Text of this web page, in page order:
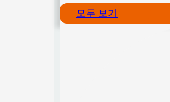
모두 보기